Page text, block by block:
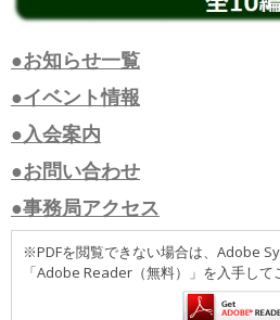
●お知らせ一覧
●イベント情報
●入会案内
●お問い合わせ
●事務局アクセス
※PDFを閲覧できない場合は、Adobe
「Adobe Reader（無料）」を入手して